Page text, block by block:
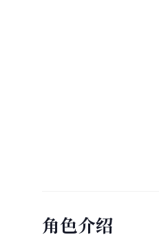
角色介绍